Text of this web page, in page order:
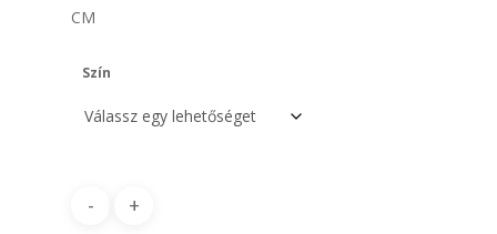
CM
Szín